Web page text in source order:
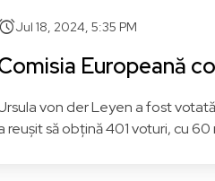
Jul 18, 2024, 5:35 PM
Europeană
von der Leyen a fost
reușit să obțină 401 voturi, cu